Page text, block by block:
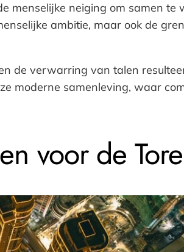
neiging om samen te
ambitie, maar ook de
de verwarring van talen
moderne samenleving, waar
voor de